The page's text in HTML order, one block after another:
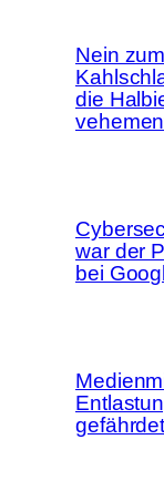
Nein
die
war der
bei